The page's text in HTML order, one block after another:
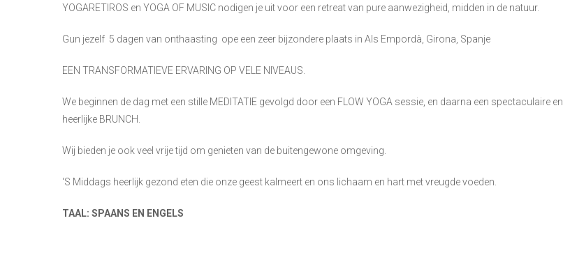
YOGARETIROS en YOGA OF MUSIC nodigen je uit voor een retreat van pure aanwezigheid, midden in de natuur.
Gun jezelf 5 dagen van onthaasting ope een zeer bijzondere plaats in Als Empordà, Girona, Spanje
EEN TRANSFORMATIEVE ERVARING OP VELE NIVEAUS.
We beginnen de dag met een stille MEDITATIE gevolgd door een FLOW YOGA sessie, en daarna een spectaculaire en
heerlijke BRUNCH.
Wij bieden je ook veel vrije tijd om genieten van de buitengewone omgeving.
‘S Middags heerlijk gezond eten die onze geest kalmeert en ons lichaam en hart met vreugde voeden.
TAAL: SPAANS EN ENGELS